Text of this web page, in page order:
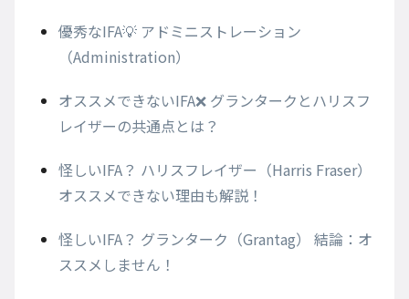
優秀なIFA💡 アドミニストレーション
（Administration）
オススメできないIFA❌ グランタークとハリスフ
レイザーの共通点とは？
怪しいIFA？ ハリスフレイザー（Harris Fraser）
オススメできない理由も解説！
怪しいIFA？ グランターク（Grantag） 結論：オ
ススメしません！